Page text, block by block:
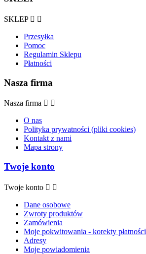
SKLEP  
Przesyłka
Pomoc
Regulamin Sklepu
Płatności
Nasza firma
Nasza firma  
O nas
Polityka prywatności (pliki cookies)
Kontakt z nami
Mapa strony
Twoje konto
Twoje konto  
Dane osobowe
Zwroty produktów
Zamówienia
Moje pokwitowania - korekty płatności
Adresy
Moje powiadomienia